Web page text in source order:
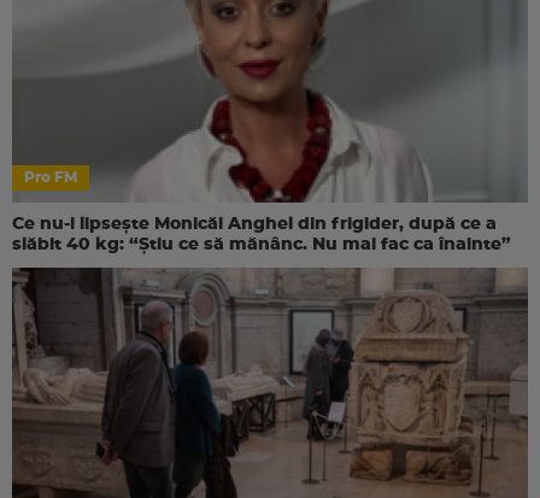
Pro FM
Ce nu-i lipsește Monicăi Anghel din frigider, după ce a
slăbit 40 kg: “Știu ce să mănânc. Nu mai fac ca înainte”